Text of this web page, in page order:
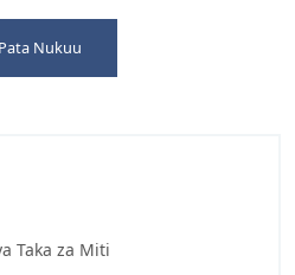
Taka za Miti
Nukuu